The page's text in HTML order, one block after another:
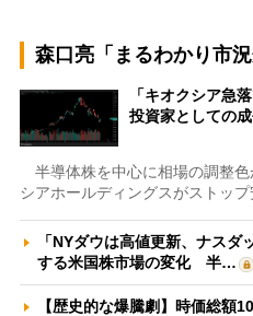
森口亮「まるわかり市況
「キオクシア急
投資家としての
半導体株を中心に相場の調整
シアホールディングスがストッ
「NYダウは高値更新、ナス
する米国株市場の変化 半…
【歴史的な爆騰劇】時価総額